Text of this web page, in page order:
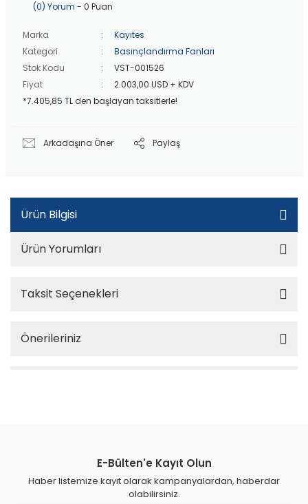
(0) Yorum - 0 Puan
Marka
Kayıtes
Kategori
Basınçlandırma Fanları
Stok Kodu
VST-001526
Fiyat
2.003,00 USD + KDV
*7.405,85 TL den başlayan taksitlerle!
Arkadaşına Öner Paylaş
Ürün Bilgisi
Ürün Yorumları
Taksit Seçenekleri
Önerileriniz
E-Bülten'e Kayıt Olun
Haber listemize kayıt olarak kampanyalardan, haberdar
olabilirsiniz.